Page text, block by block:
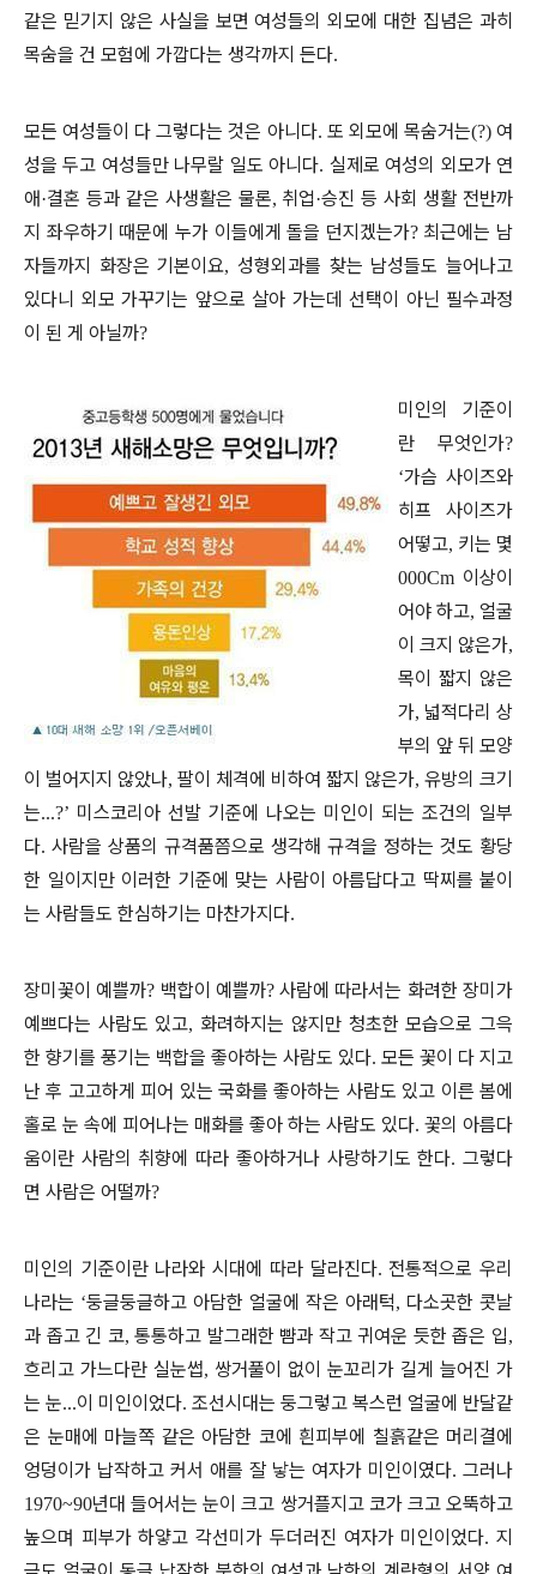
같은 믿기지 않은 사실을 보면 여성들의 외모에 대한 집념은 과히
목숨을 건 모험에 가깝다는 생각까지 든다.
모든 여성들이 다 그렇다는 것은 아니다. 또 외모에 목숨거는(?)여
성을 두고 여성들만 나무랄 일도 아니다. 실제로 여성의 외모가 연
애·결혼 등과 같은 사생활은 물론,취업·승진 등 사회 생활 전반까
지 좌우하기 때문에 누가 이들에게 돌을 던지겠는가? 최근에는 남
자들까지 화장은 기본이요,성형외과를 찾는 남성들도 늘어나고
있다니 외모 가꾸기는 앞으로 살아 가는데 선택이 아닌 필수과정
이 된 게 아닐까?
미인의 기준이
란 무엇인가?
‘가슴 사이즈와
히프 사이즈가
어떻고, 키는 몇
000Cm 이상이
어야 하고, 얼굴
이 크지 않은가,
목이 짧지 않은
가, 넓적다리 상
부의 앞 뒤 모양
이 벌어지지 않았나, 팔이 체격에 비하여 짧지 않은가, 유방의 크기
는...?’ 미스코리아 선발 기준에 나오는 미인이 되는 조건의 일부
다. 사람을 상품의 규격품쯤으로 생각해 규격을 정하는 것도 황당
한 일이지만 이러한 기준에 맞는 사람이 아름답다고 딱찌를 붙이
는 사람들도 한심하기는 마찬가지다.
장미꽃이 예쁠까? 백합이 예쁠까?사람에 따라서는 화려한 장미가
예쁘다는 사람도 있고, 화려하지는 않지만 청초한 모습으로 그윽
한 향기를 풍기는 백합을 좋아하는 사람도 있다. 모든 꽃이 다 지고
난 후 고고하게 피어 있는 국화를 좋아하는 사람도 있고 이른 봄에
홀로 눈 속에 피어나는 매화를 좋아 하는 사람도 있다. 꽃의 아름다
움이란 사람의 취향에 따라 좋아하거나 사랑하기도 한다.그렇다
면 사람은 어떨까?
미인의 기준이란 나라와 시대에 따라 달라진다.전통적으로 우리
나라는 ‘둥글둥글하고 아담한 얼굴에 작은 아래턱, 다소곳한 콧날
과 좁고 긴 코,통통하고 발그래한 뺨과 작고 귀여운 듯한 좁은 입,
흐리고 가느다란 실눈썹, 쌍거풀이 없이 눈꼬리가 길게 늘어진 가
는 눈...이 미인이었다. 조선시대는 둥그렇고 복스런 얼굴에 반달같
은 눈매에 마늘쪽 같은 아담한 코에 흰피부에 칠흙같은 머리결에
엉덩이가 납작하고 커서 애를 잘 낳는 여자가 미인이였다. 그러나
1970~90년대 들어서는 눈이 크고 쌍거플지고 코가 크고 오뚝하고
높으며 피부가 하얗고 각선미가 두더러진 여자가 미인이었다.지